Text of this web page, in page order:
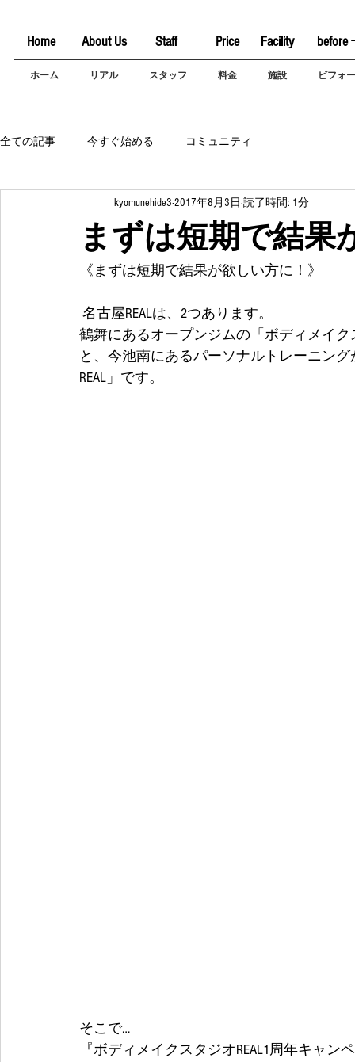
Home About Us Staff Price Facility before
ホーム リアル スタッフ 料金 施設 ビフォ
全ての記事 今すぐ始める コミュニティ
まずは短期で結果
kyomunehide3 2017年8月3日 読了時間: 1分
《まずは短期で結果が欲しい方に！》
名古屋REALは、2つあります。
鶴舞にあるオープンジムの「ボディメイク
と、今池南にあるパーソナルトレーニン
REAL」です。
そこで…
『ボディメイクスタジオREAL1周年キャン